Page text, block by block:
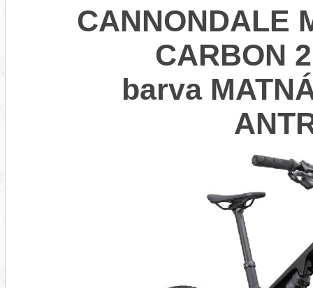
CANNONDALE
CARBON
barva